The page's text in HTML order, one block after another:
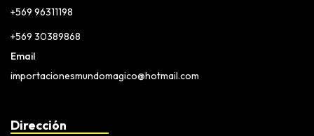
+569 96311198
+569 30389868
Email
importacionesmundomagico@hotmail.com
Dirección